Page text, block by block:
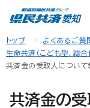
トップ
よくあるご質
生命共済（こども型、総合
共済金の受取人について
共済金の